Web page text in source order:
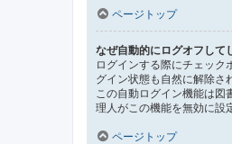
ページトップ
なぜ自動的にログオフして
ログインする際にチェック
グイン状態も自然に解除さ
この自動ログイン機能は
理人がこの機能を無効に設
ページトップ